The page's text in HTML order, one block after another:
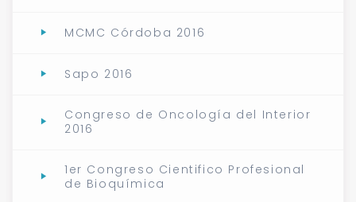
MCMC Córdoba 2016
Sapo 2016
Congreso de Oncología del Interior
2016
1er Congreso Cientifico Profesional
de Bioquímica